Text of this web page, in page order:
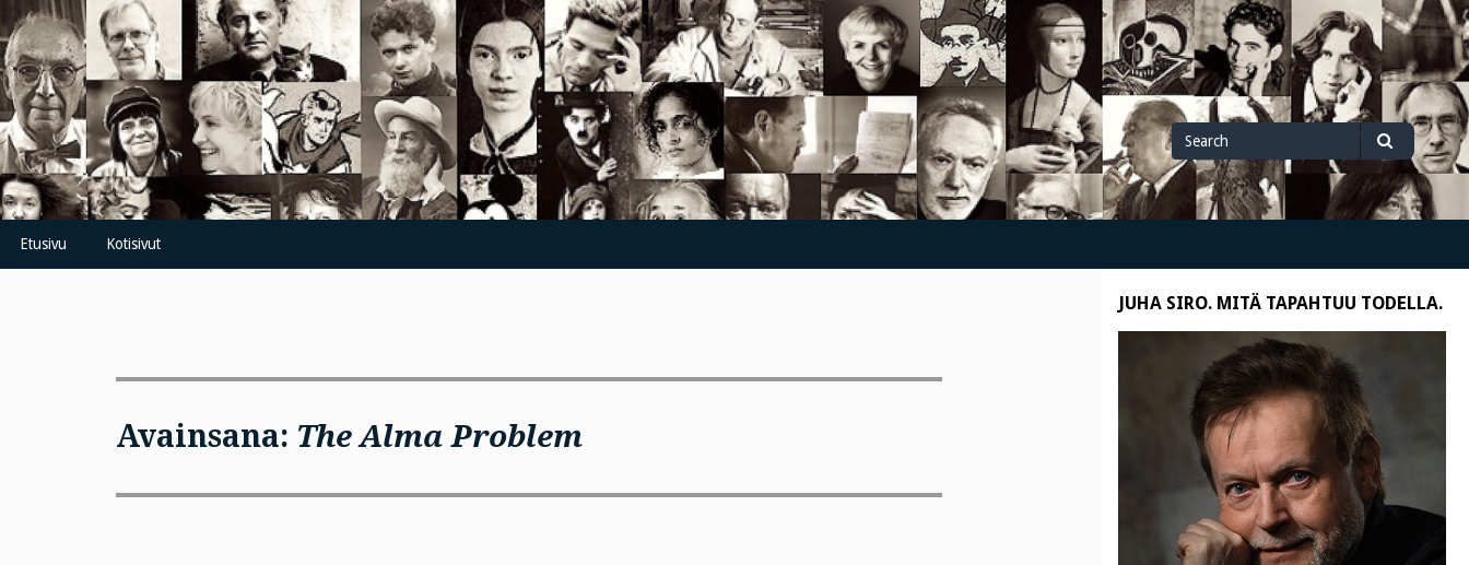
Skip
to
content
Search
for
Search
Etusivu Kotisivut
Avainsana: The Alma Problem
JUHA SIRO. MITÄ TAPAHTUU TODELLA.